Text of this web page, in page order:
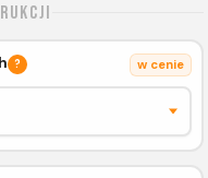
? w cenie